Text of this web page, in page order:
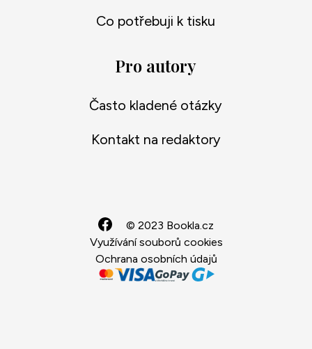
Co potřebuji k tisku
Pro autory
Často kladené otázky
Kontakt na redaktory
© 2023 Bookla.cz
Využívání souborů cookies
Ochrana osobních údajů